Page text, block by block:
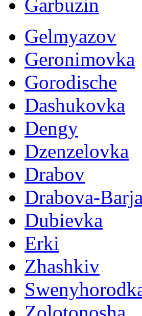
Garbuzin
Gelmyazov
Geronimovka
Gorodische
Dashukovka
Dengy
Dzenzelovka
Drabov
Drabova-
Dubievka
Erki
Zhashkiv